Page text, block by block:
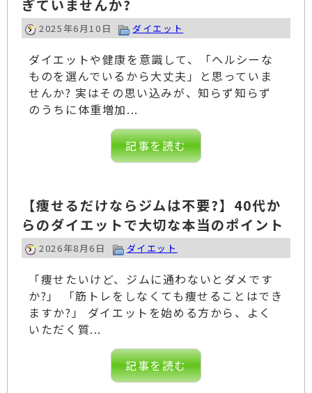
ぎていませんか?
2025年6月10日 ダイエット
ダイエットや健康を意識して、「ヘルシーな
ものを選んでいるから大丈夫」と思っていま
せんか? 実はその思い込みが、知らず知らず
のうちに体重増加...
記事を読む
【痩せるだけならジムは不要?】40代か
らのダイエットで大切な本当のポイント
2026年8月6日 ダイエット
「痩せたいけど、ジムに通わないとダメです
か?」 「筋トレをしなくても痩せることはでき
ますか?」 ダイエットを始める方から、よく
いただく質...
記事を読む